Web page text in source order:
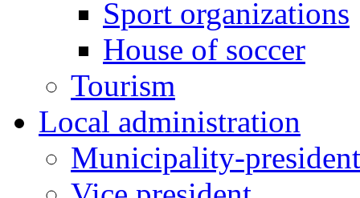
Sport organizations
House of soccer
Tourism
Local administration
Municipality-president